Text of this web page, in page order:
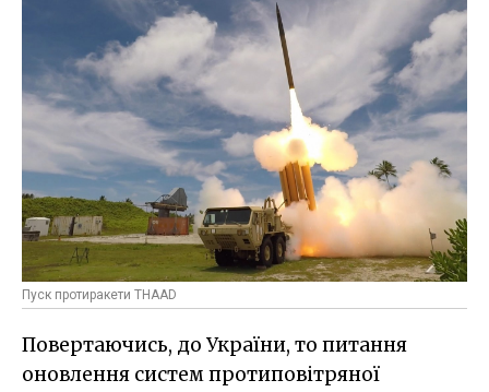
Пуск протиракети THAAD
Повертаючись, до України, то питання
оновлення систем протиповітряної